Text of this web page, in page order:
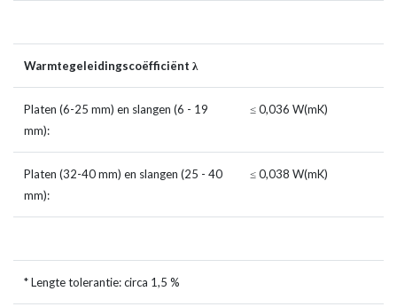
Warmtegeleidingscoëfficiënt λ
Platen (6-25 mm) en slangen (6 - 19
mm):
≤ 0,036 W(mK)
Platen (32-40 mm) en slangen (25 - 40
mm):
≤ 0,038 W(mK)
* Lengte tolerantie: circa 1,5 %